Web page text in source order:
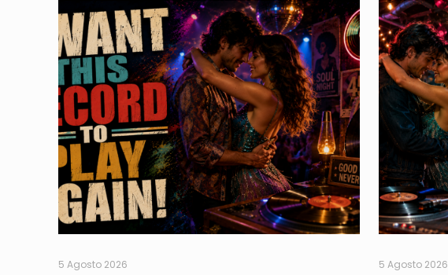
5 Agosto 2026 5 Agosto 2026